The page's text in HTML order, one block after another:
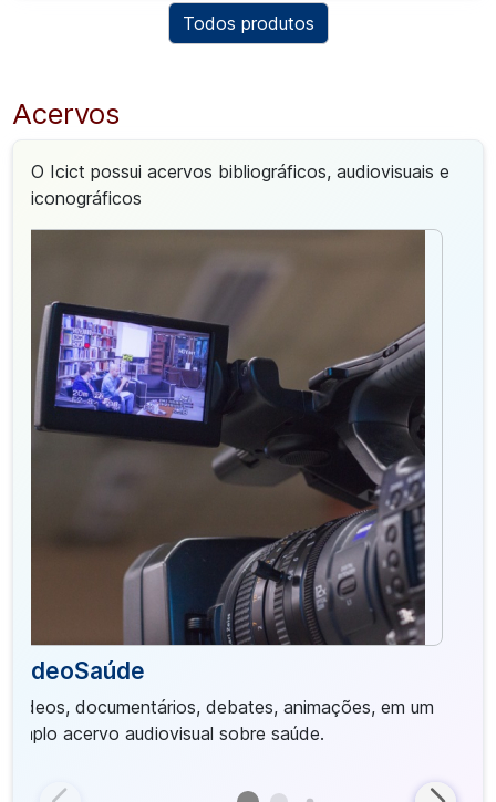
Todos produtos
Acervos
O Icict possui acervos bibliográficos, audiovisuais e
iconográficos
VideoSaúde
Vídeos, documentários, debates, animações, em um
amplo acervo audiovisual sobre saúde.